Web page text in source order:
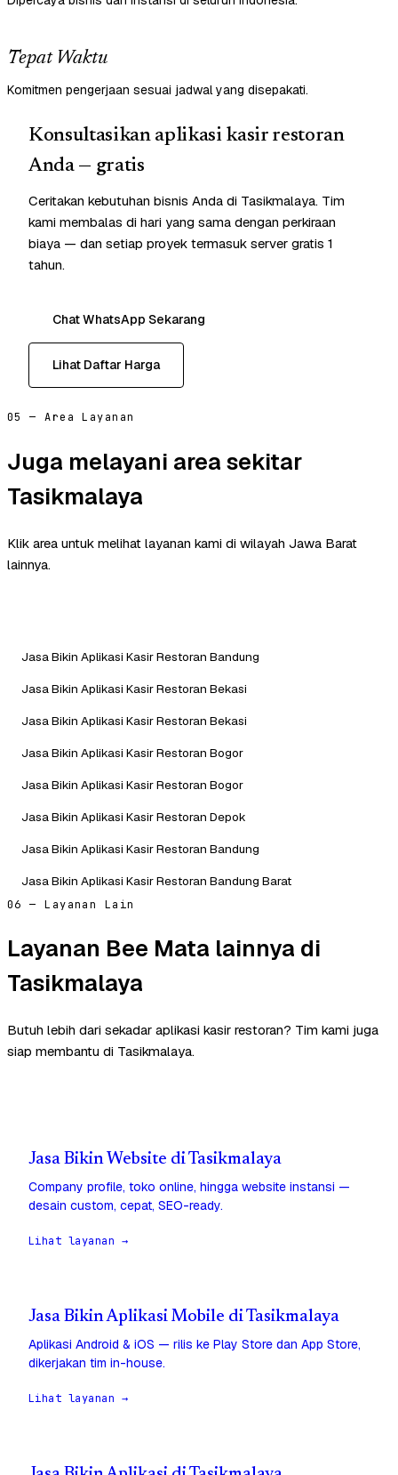
Tepat Waktu
Komitmen pengerjaan sesuai jadwal yang disepakati.
Konsultasikan aplikasi kasir restoran
Anda — gratis
Ceritakan kebutuhan bisnis Anda di Tasikmalaya. Tim
kami membalas di hari yang sama dengan perkiraan
biaya — dan setiap proyek termasuk server gratis 1
tahun.
Chat WhatsApp Sekarang
Lihat Daftar Harga
05 — Area Layanan
Juga melayani area sekitar
Tasikmalaya
Klik area untuk melihat layanan kami di wilayah Jawa Barat
lainnya.
Jasa Bikin Aplikasi Kasir Restoran Bandung
Jasa Bikin Aplikasi Kasir Restoran Bekasi
Jasa Bikin Aplikasi Kasir Restoran Bekasi
Jasa Bikin Aplikasi Kasir Restoran Bogor
Jasa Bikin Aplikasi Kasir Restoran Bogor
Jasa Bikin Aplikasi Kasir Restoran Depok
Jasa Bikin Aplikasi Kasir Restoran Bandung
Jasa Bikin Aplikasi Kasir Restoran Bandung Barat
06 — Layanan Lain
Layanan Bee Mata lainnya di
Tasikmalaya
Butuh lebih dari sekadar aplikasi kasir restoran? Tim kami juga
siap membantu di Tasikmalaya.
Jasa Bikin Website di Tasikmalaya
Company profile, toko online, hingga website instansi —
desain custom, cepat, SEO-ready.
Lihat layanan →
Jasa Bikin Aplikasi Mobile di Tasikmalaya
Aplikasi Android & iOS — rilis ke Play Store dan App Store,
dikerjakan tim in-house.
Lihat layanan →